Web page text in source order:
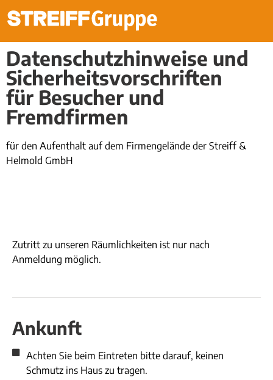
Datenschutzhinweise und
Sicherheitsvorschriften
für Besucher und
Fremdfirmen
für den Aufenthalt auf dem Firmengelände der Streiff &
Helmold GmbH
Zutritt zu unseren Räumlichkeiten ist nur nach
Anmeldung möglich.
Ankunft
Achten Sie beim Eintreten bitte darauf, keinen
Schmutz ins Haus zu tragen.